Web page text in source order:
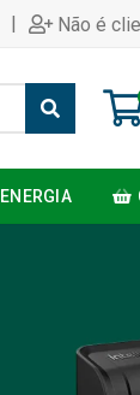
| Não é
ENERGIA